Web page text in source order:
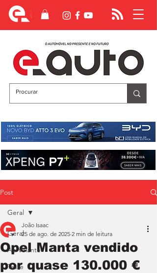
Post
Geral
Ao Volante
Teste
Geral
Opel Manta vendido
por quase 130.000 €
João Isaac
25 de ago. de 2025 2 min de leitura